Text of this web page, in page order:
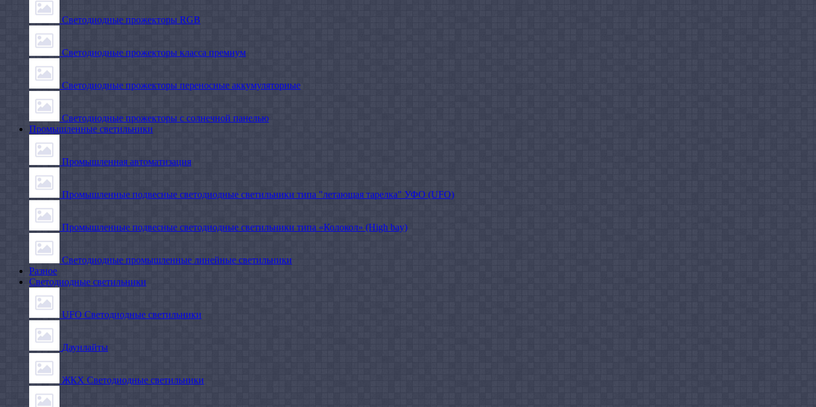
Светодиодные прожекторы RGB
Светодиодные прожекторы класса премиум
Светодиодные прожекторы переносные аккумуляторные
Светодиодные прожекторы с солнечной панелью
Промышленные светильники
Промышленная автоматизация
Промышленные подвесные cветодиодные светильники типа "летающая тарелка" УФО (UFO)
Промышленные подвесные cветодиодные светильники типа «Колокол» (High bay)
Светодиодные промышленные линейные светильники
Разное
Светодиодные светильники
UFO Светодиодные светильники
Даунлайты
ЖКХ Светодиодные светильники